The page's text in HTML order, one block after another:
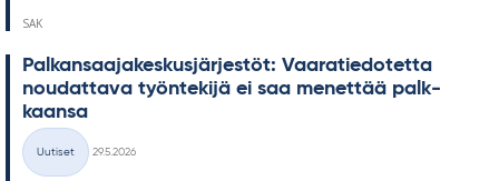
SAK
Pal­kan­saa­ja­kes­kus­jär­jes­töt: Vaa­ra­tie­do­tetta
nou­dat­tava työn­te­kijä ei saa me­net­tää palk­
kaansa
Kategoriat
Uutiset
29.5.2026